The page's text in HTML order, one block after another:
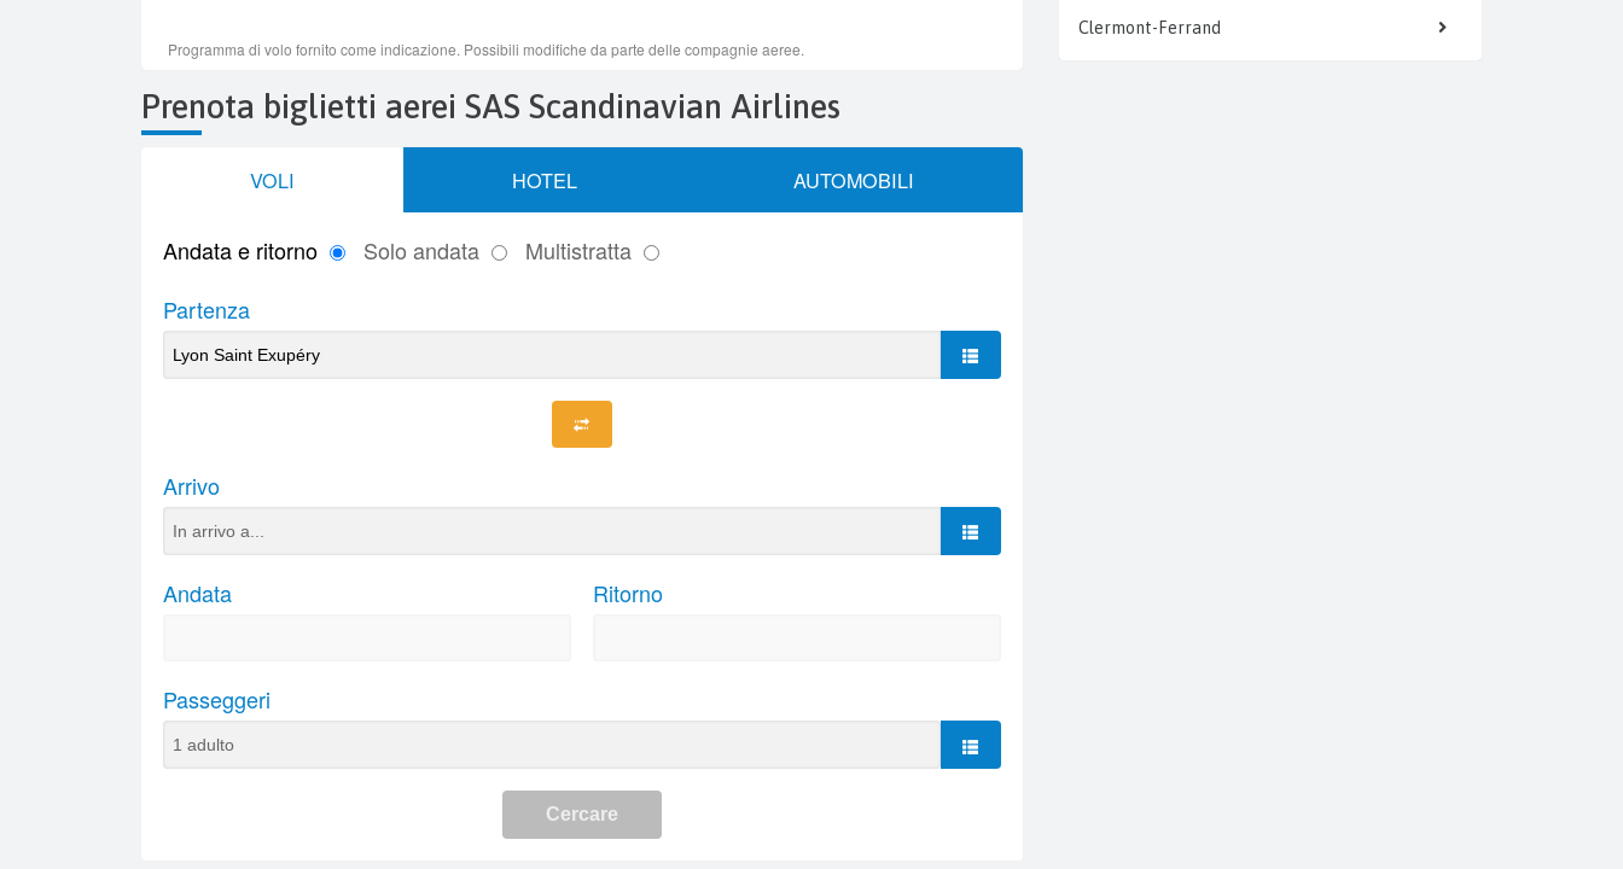
Prenota biglietti aerei SAS Scandinavian Airlines
Clermont-Ferrand